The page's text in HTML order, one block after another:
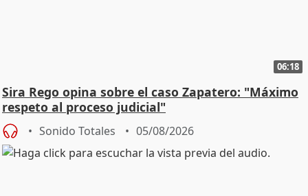
06:18
Sira Rego opina sobre el caso Zapatero: "Máximo
respeto al proceso judicial"
Sonido Totales 05/08/2026